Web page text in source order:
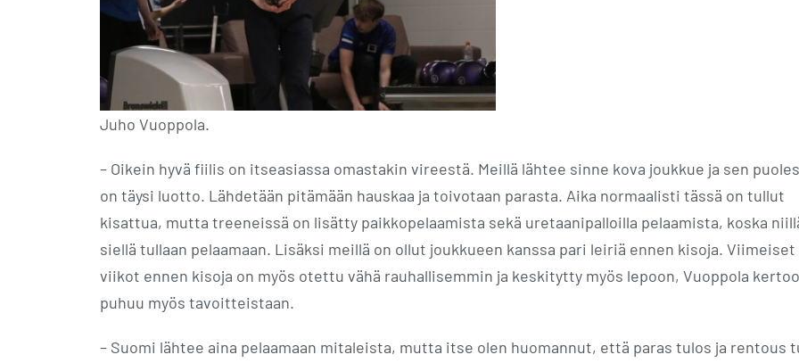
Juho Vuoppola.
– Oikein hyvä fiilis on itseasiassa omastakin vireestä. Meillä lähtee sinne kova joukkue ja sen
on täysi luotto. Lähdetään pitämään hauskaa ja toivotaan parasta. Aika normaalisti tässä on tullut
kisattua, mutta treeneissä on lisätty paikkopelaamista sekä uretaanipalloilla pelaamista, koska
siellä tullaan pelaamaan. Lisäksi meillä on ollut joukkueen kanssa pari leiriä ennen kisoja. Viimeiset
viikot ennen kisoja on myös otettu vähä rauhallisemmin ja keskitytty myös lepoon, Vuoppola
puhuu myös tavoitteistaan.
– Suomi lähtee aina pelaamaan mitaleista, mutta itse olen huomannut, että paras tulos ja rentous